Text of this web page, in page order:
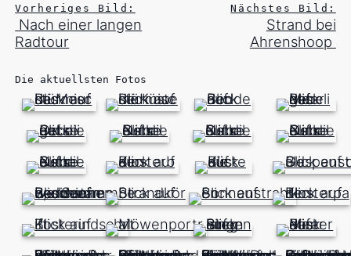
Vorheriges Bild:
Nach einer langen
Radtour
Nächstes Bild:
Strand bei
Ahrenshoop
Die aktuellsten Fotos